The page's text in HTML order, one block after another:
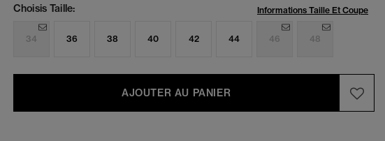
Choisis Taille: Informations Taille Et Coupe
34 36 38 40 42 44 46 48
AJOUTER AU PANIER